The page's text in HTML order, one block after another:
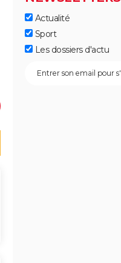
Actualité
Sport
Les dossiers d'actu